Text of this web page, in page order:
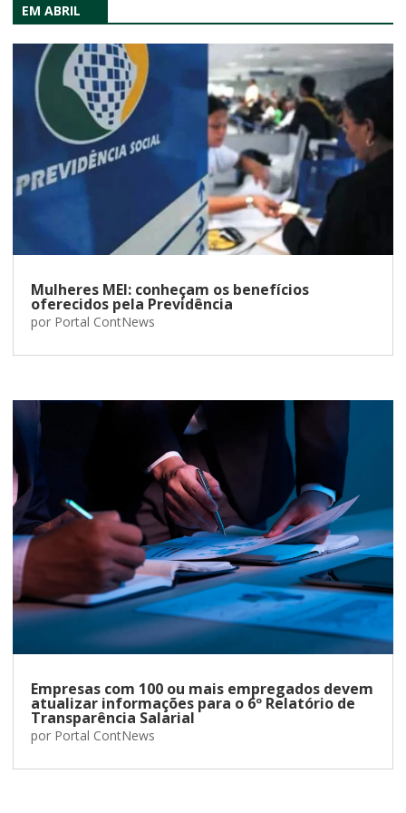
EM ABRIL
Mulheres MEI: conheçam os benefícios
oferecidos pela Previdência
por Portal ContNews
Empresas com 100 ou mais empregados devem
atualizar informações para o 6º Relatório de
Transparência Salarial
por Portal ContNews